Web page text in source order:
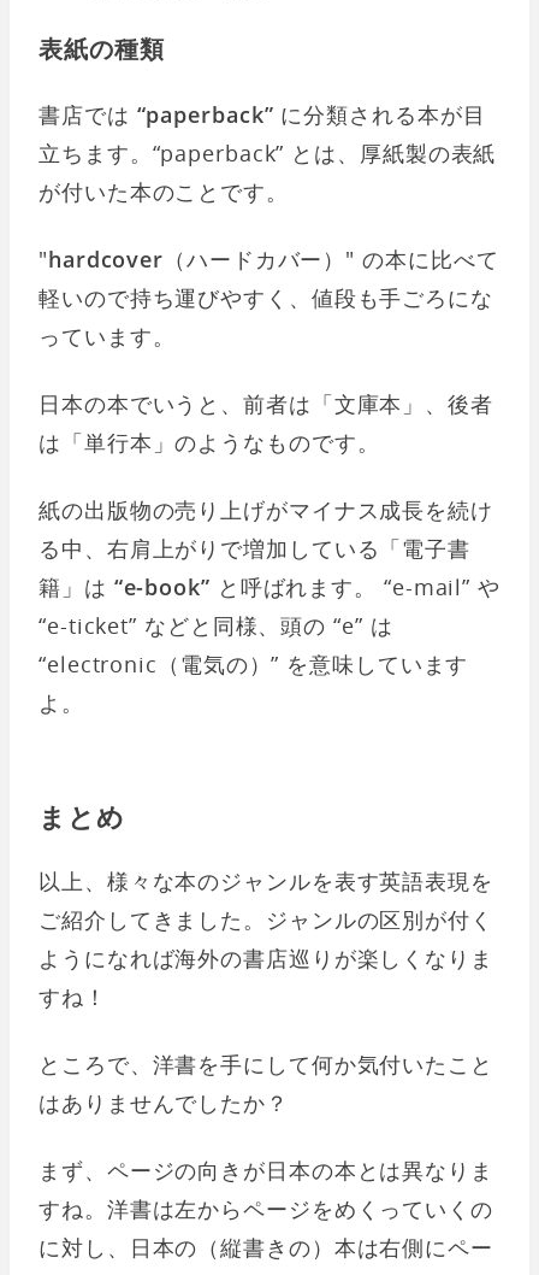
表紙の種類
書店では “paperback” に分類される本が目
立ちます。“paperback” とは、厚紙製の表紙
が付いた本のことです。
"hardcover （ハードカバー）" の本に比べて
軽いので持ち運びやすく、値段も手ごろにな
っています。
日本の本でいうと、前者は「文庫本」、後者
は「単行本」のようなものです。
紙の出版物の売り上げがマイナス成長を続け
る中、右肩上がりで増加している「電子書
籍」は “e-book” と呼ばれます。 “e-mail” や
“e-ticket” などと同様、頭の “e” は
“electronic（電気の）” を意味しています
よ。
まとめ
以上、様々な本のジャンルを表す英語表現を
ご紹介してきました。ジャンルの区別が付く
ようになれば海外の書店巡りが楽しくなりま
すね！
ところで、洋書を手にして何か気付いたこと
はありませんでしたか？
まず、ページの向きが日本の本とは異なりま
すね。洋書は左からページをめくっていくの
に対し、日本の（縦書きの）本は右側にペー